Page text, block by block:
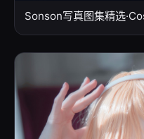
Sonson写真图集精选